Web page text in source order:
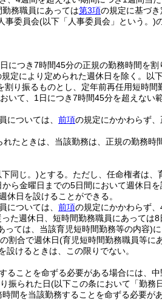
務職員にあっては第3項の規定に基づ
事委員会(以下「人事委員会」という。)
つき7時間45分の正規の勤務時間を割
規定により定められた週休日を除く。以
り振るものとし、定年前再任用短時
いて、1日につき7時間45分を超えない
については、 前項の規定にかかわらず
たときは、当該勤務は、正規の勤務時
同じ。)とする。 ただし、任命権者は、
ら金曜日までの5日間において週休日
日を設けることができる。
については、 前項の規定にかかわらず
た週休日、短時間勤務職員にあっては
っては、当該育児短時間勤務等の内容)
割合で週休日(育児短時間勤務職員等に
設けるときは、この限りでない。
ることを命ずる必要がある場合には、中
振られた日(以下この条において「勤務
間を当該勤務することを命ずる必要が